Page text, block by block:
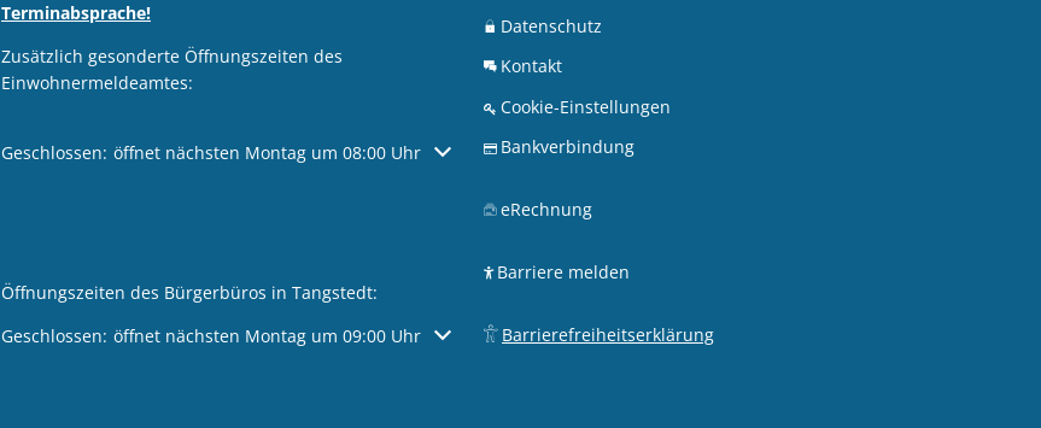
Terminabsprache!
Zusätzlich gesonderte Öffnungszeiten des
Einwohnermeldeamtes:
Klicken, um weitere Öffnungs- oder Schließzeiten auszublenden
Geschlossen: öffnet nächsten Montag um 08:00 Uhr
Öffnungszeiten des Bürgerbüros in Tangstedt:
Klicken, um weitere Öffnungs- oder Schließzeiten auszublenden
Geschlossen: öffnet nächsten Montag um 09:00 Uhr
Datenschutz
Kontakt
Cookie-Einstellungen
Bankverbindung
eRechnung
Barriere melden
Barrierefreiheitserklärung